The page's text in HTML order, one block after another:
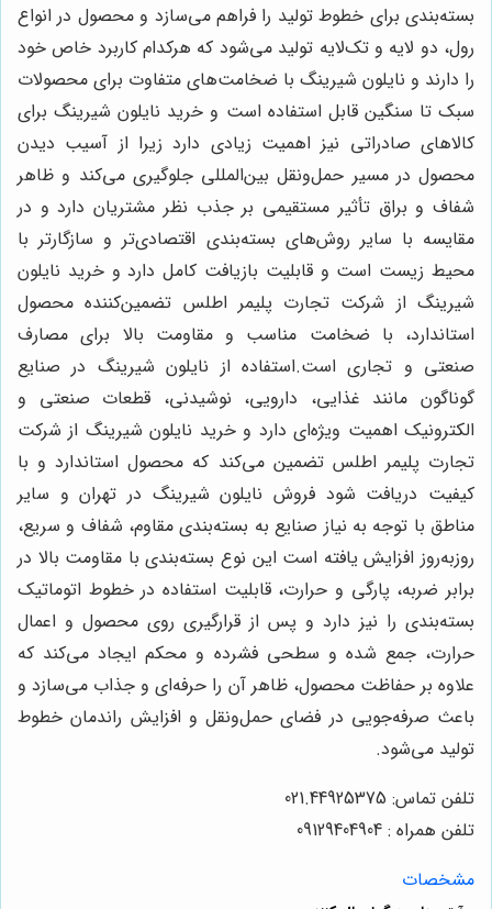
بسته‌بندی برای خطوط تولید را فراهم می‌سازد و محصول در انواع
رول، دو لایه و تک‌لایه تولید می‌شود که هرکدام کاربرد خاص خود
را دارند و نایلون شیرینگ با ضخامت‌های متفاوت برای محصولات
سبک تا سنگین قابل استفاده است و خرید نایلون شیرینگ برای
کالاهای صادراتی نیز اهمیت زیادی دارد زیرا از آسیب دیدن
محصول در مسیر حمل‌ونقل بین‌المللی جلوگیری می‌کند و ظاهر
شفاف و براق تأثیر مستقیمی بر جذب نظر مشتریان دارد و در
مقایسه با سایر روش‌های بسته‌بندی اقتصادی‌تر و سازگارتر با
محیط زیست است و قابلیت بازیافت کامل دارد و خرید نایلون
شیرینگ از شرکت تجارت پلیمر اطلس تضمین‌کننده محصول
استاندارد، با ضخامت مناسب و مقاومت بالا برای مصارف
صنعتی و تجاری است.استفاده از نایلون شیرینگ در صنایع
گوناگون مانند غذایی، دارویی، نوشیدنی، قطعات صنعتی و
الکترونیک اهمیت ویژه‌ای دارد و خرید نایلون شیرینگ از شرکت
تجارت پلیمر اطلس تضمین می‌کند که محصول استاندارد و با
کیفیت دریافت شود فروش نایلون شیرینگ در تهران و سایر
مناطق با توجه به نیاز صنایع به بسته‌بندی مقاوم، شفاف و سریع،
روزبه‌روز افزایش یافته است این نوع بسته‌بندی با مقاومت بالا در
برابر ضربه، پارگی و حرارت، قابلیت استفاده در خطوط اتوماتیک
بسته‌بندی را نیز دارد و پس از قرارگیری روی محصول و اعمال
حرارت، جمع شده و سطحی فشرده و محکم ایجاد می‌کند که
علاوه بر حفاظت محصول، ظاهر آن را حرفه‌ای و جذاب می‌سازد و
باعث صرفه‌جویی در فضای حمل‌ونقل و افزایش راندمان خطوط
تولید می‌شود.
تلفن تماس: 021.44925375
تلفن همراه : 09129404904
مشخصات